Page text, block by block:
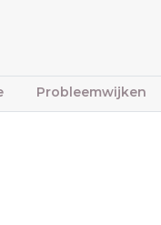
Probleemwijken